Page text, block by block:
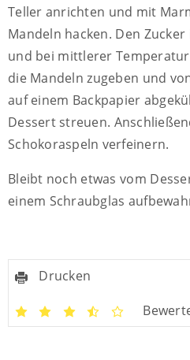
Teller anrichten und mit
Mandeln hacken. Den
und bei mittlerer
die Mandeln zugeben und
auf einem Backpapier
Dessert streuen.
Schokoraspeln verfeinern.
Bleibt noch etwas vom
einem Schraubglas
Drucken